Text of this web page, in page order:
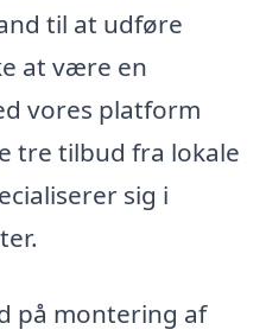
til at udføre
at være en
vores platform
tre tilbud fra lokale
sig i
på montering af